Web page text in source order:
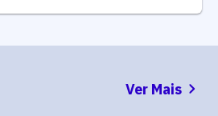
Ver Mais